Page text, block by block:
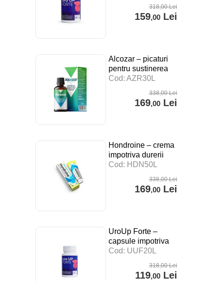
318,00Lei
159,00Lei
Alcozar – picaturi
pentru sustinerea
digestiei, a
impotriva stresului –
Cod: AZR30L
338,00Lei
169,00Lei
Hondroine – crema
impotriva durerii
articulare – 50 ml
Cod: HDN50L
338,00Lei
169,00Lei
UroUp Forte –
capsule impotriva
prostatitei – 20 cps
Cod: UUF20L
318,00Lei
119,00Lei